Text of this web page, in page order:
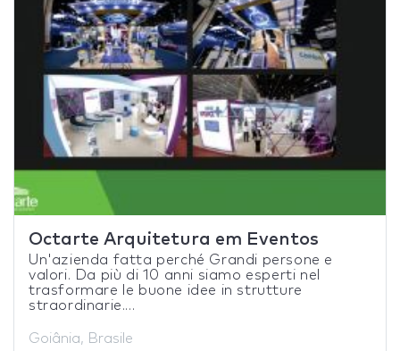
Octarte Arquitetura em Eventos
Un'azienda fatta perché Grandi persone e
valori. Da più di 10 anni siamo esperti nel
trasformare le buone idee in strutture
straordinarie....
Goiânia, Brasile